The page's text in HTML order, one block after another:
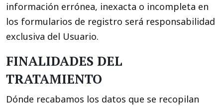
información errónea, inexacta o incompleta en
los formularios de registro será responsabilidad
exclusiva del Usuario.
FINALIDADES DEL
TRATAMIENTO
Dónde recabamos los datos que se recopilan